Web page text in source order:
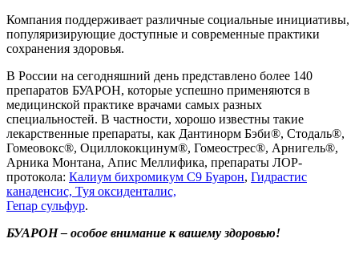
Компания поддерживает различные социальные инициативы,
популяризирующие доступные и современные практики
сохранения здоровья.
В России на сегодняшний день представлено более 140
препаратов БУАРОН, которые успешно применяются в
медицинской практике врачами самых разных
специальностей. В частности, хорошо известны такие
лекарственные препараты, как Дантинорм Бэби®, Стодаль®,
Гомеовокс®, Оциллококцинум®, Гомеострес®, Арнигель®,
Арника Монтана, Апис Меллифика, препараты ЛОР-
протокола: Калиум бихромикум С9 Буарон, Гидрастис
канаденсис, Туя оксиденталис,
Гепар сульфур.
БУАРОН – особое внимание к вашему здоровью!